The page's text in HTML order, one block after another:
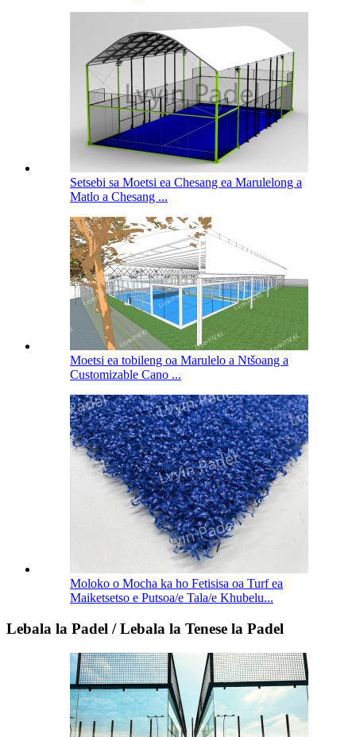
Setsebi sa Moetsi ea Chesang ea Marulelong a
Matlo a Chesang ...
Moetsi ea tobileng oa Marulelo a Ntšoang a
Customizable Cano ...
Moloko o Mocha ka ho Fetisisa oa Turf ea
Maiketsetso e Putsoa/e Tala/e Khubelu...
Lebala la Padel / Lebala la Tenese la Padel